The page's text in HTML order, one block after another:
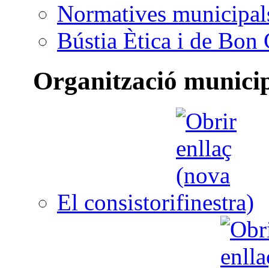
Normatives
Bústia Ètica i de Bon
Organització
El consistori